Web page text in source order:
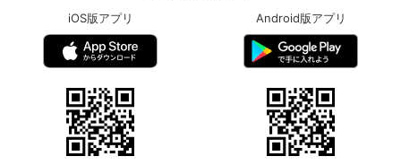
Myクーポン
現在獲得済みのお得なクーポンを確認でき
レンタル、購入、定額見放題の購入履歴の
確認が可能です。こちらから視聴いただく
iOS版アプリ
Android版アプリ